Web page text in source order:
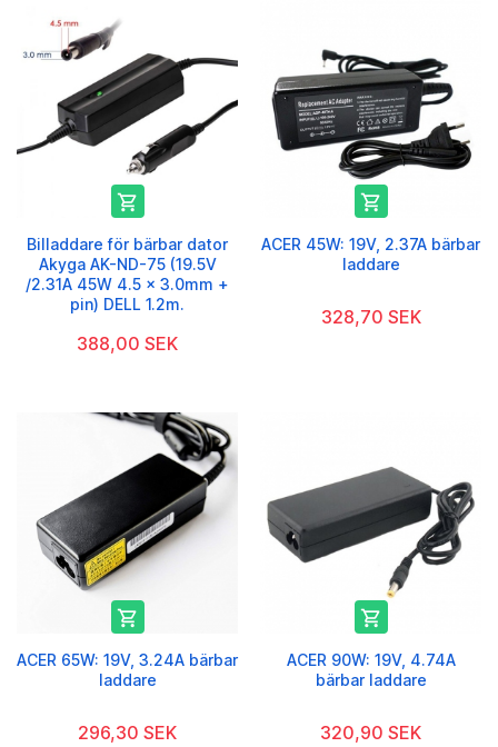

Billaddare för bärbar dator
Akyga AK-ND-75 (19.5V
/2.31A 45W 4.5 x 3.0mm +
pin) DELL 1.2m.
388,00 SEK

ACER 45W: 19V, 2.37A bärbar
laddare
328,70 SEK

ACER 65W: 19V, 3.24A bärbar
laddare
296,30 SEK

ACER 90W: 19V, 4.74A
bärbar laddare
320,90 SEK